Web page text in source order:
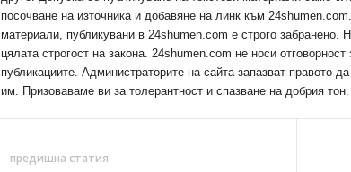
посочване на източника и добавяне на линк към
материали, публикувани в 24shumen.com е строго забранено.
цялата строгост на закона. 24shumen.com не носи
публикациите. Администраторите на сайта запазват правото
им. Призоваваме ви за толерантност и спазване на добрия тон.
предишна статия